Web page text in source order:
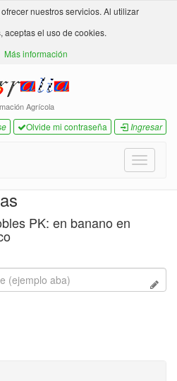
nuestros servicios. Al utilizar
aceptas el uso de cookies.
Más información
Agrícola
Olvide mi contraseña Ingresar
Toggle
PK: en banano en